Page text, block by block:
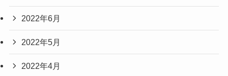
2022年6月
2022年5月
2022年4月